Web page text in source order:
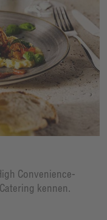
Convenience-
kennen.